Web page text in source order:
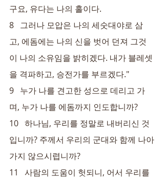
구요, 유다는 나의 홀이다.
8   그러나 모압은 나의 세숫대야로 삼
고, 에돔에는 나의 신을 벗어 던져 그것
이 나의 소유임을 밝히겠다. 내가 블레셋
을 격파하고, 승전가를 부르겠다."
9   누가 나를 견고한 성으로 데리고 가
며, 누가 나를 에돔까지 인도합니까?
10   하나님, 우리를 정말로 내버리신 것
입니까? 주께서 우리의 군대와 함께 나아
가지 않으시렵니까?
11   사람의 도움이 헛되니, 어서 우리를